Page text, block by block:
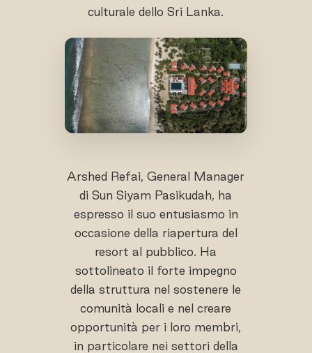
culturale dello Sri Lanka.
Arshed Refai, General Manager
di Sun Siyam Pasikudah, ha
espresso il suo entusiasmo in
occasione della riapertura del
resort al pubblico. Ha
sottolineato il forte impegno
della struttura nel sostenere le
comunità locali e nel creare
opportunità per i loro membri,
in particolare nei settori della